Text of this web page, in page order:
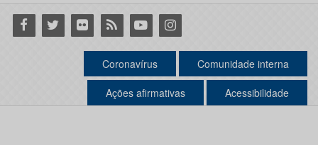
Facebook
Twitter Flickr RSS YoutubeInstagram
Coronavírus Comunidade interna
Ações afirmativas Acessibilidade